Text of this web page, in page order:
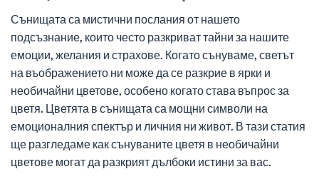
Сънищата са мистични послания от нашето
подсъзнание, които често разкриват тайни за нашите
емоции, желания и страхове. Когато сънуваме, светът
на въображението ни може да се разкрие в ярки и
необичайни цветове, особено когато става въпрос за
цветя. Цветята в сънищата са мощни символи на
емоционалния спектър и личния ни живот. В тази статия
ще разгледаме как сънуваните цветя в необичайни
цветове могат да разкрият дълбоки истини за вас.